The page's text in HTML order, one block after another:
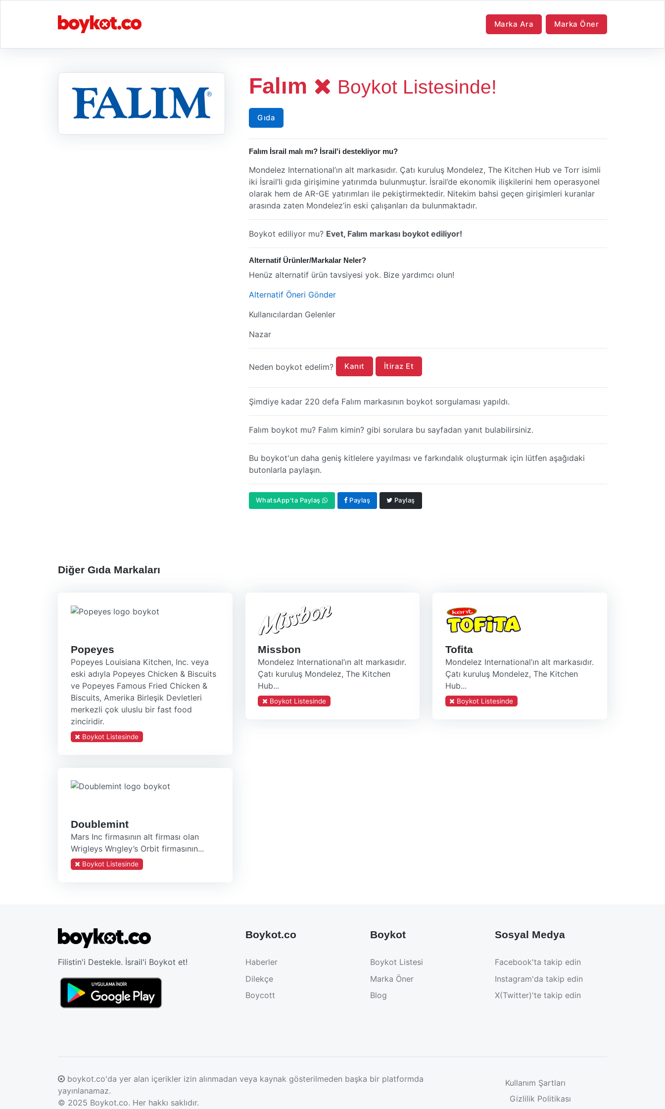
Marka Ara Marka Öner
Falım Boykot Listesinde!
Gıda
Falım İsrail malı mı? İsrail'i destekliyor mu?
Mondelez International’ın alt markasıdır. Çatı kuruluş Mondelez, The Kitchen Hub ve Torr isimli
iki İsrail’li gıda girişimine yatırımda bulunmuştur. İsrail’de ekonomik ilişkilerini hem operasyonel
olarak hem de AR-GE yatırımları ile pekiştirmektedir. Nitekim bahsi geçen girişimleri kuranlar
arasında zaten Mondelez’in eski çalışanları da bulunmaktadır.
Boykot ediliyor mu? Evet, Falım markası boykot ediliyor!
Alternatif Ürünler/Markalar Neler?
Henüz alternatif ürün tavsiyesi yok. Bize yardımcı olun!
Alternatif Öneri Gönder
Kullanıcılardan Gelenler
Nazar
Neden boykot edelim? Kanıt İtiraz Et
Şimdiye kadar 220 defa Falım markasının boykot sorgulaması yapıldı.
Falım boykot mu? Falım kimin? gibi sorulara bu sayfadan yanıt bulabilirsiniz.
Bu boykot'un daha geniş kitlelere yayılması ve farkındalık oluşturmak için lütfen aşağıdaki
butonlarla paylaşın.
WhatsApp'ta Paylaş Paylaş Paylaş
Diğer Gıda Markaları
Popeyes
Popeyes Louisiana Kitchen, Inc. veya
eski adıyla Popeyes Chicken & Biscuits
ve Popeyes Famous Fried Chicken &
Biscuits, Amerika Birleşik Devletleri
merkezli çok uluslu bir fast food
zinciridir.
Boykot Listesinde
Missbon
Mondelez International’ın alt markasıdır.
Çatı kuruluş Mondelez, The Kitchen
Hub...
Boykot Listesinde
Tofita
Mondelez International’ın alt markasıdır.
Çatı kuruluş Mondelez, The Kitchen
Hub...
Boykot Listesinde
Doublemint
Mars Inc firmasının alt firması olan
Wrigleys Wrıgley’s Orbit firmasının...
Boykot Listesinde
Filistin'i Destekle. İsrail'i Boykot et!
Boykot.co
Haberler
Dilekçe
Boycott
Boykot
Boykot Listesi
Marka Öner
Blog
Sosyal Medya
Facebook'ta takip edin
Instagram'da takip edin
X(Twitter)'te takip edin
boykot.co'da yer alan içerikler izin alınmadan veya kaynak gösterilmeden başka bir platformda
yayınlanamaz.
© 2025 Boykot.co. Her hakkı saklıdır.
Kullanım Şartları
Gizlilik Politikası